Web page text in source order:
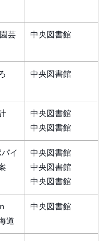
芸 中央図書館
中央図書館
中央図書館
中央図書館
イ
中央図書館
中央図書館
中央図書館
ｎ
道
中央図書館